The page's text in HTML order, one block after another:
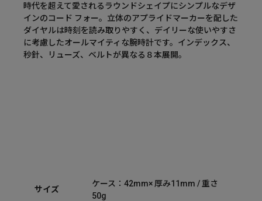
時代を超えて愛されるラウンドシェイプにシンプルなデザ
インのコード フォー。立体のアプライドマーカーを配した
ダイヤルは時刻を読み取りやすく、デイリーな使いやすさ
に考慮したオールマイティな腕時計です。インデックス、
秒針、リューズ、ベルトが異なる８本展開。
サイズ
ケース：42mm× 厚み11mm / 重さ
50g